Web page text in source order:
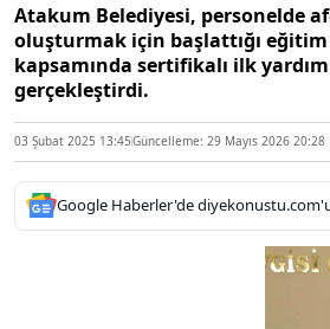
Atakum Belediyesi, personelde
oluşturmak için başlattığı eğitim
kapsamında sertifikalı ilk
gerçekleştirdi.
03 Şubat 2025 13:45Güncelleme: 29 Mayıs 2026 20:28
Google Haberler'de